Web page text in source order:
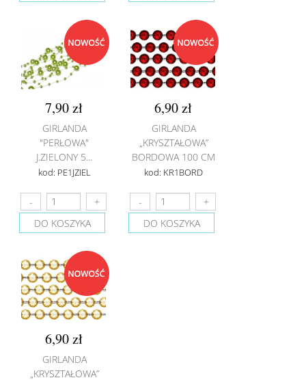
7,90 zł
GIRLANDA
"PERŁOWA"
J.ZIELONY 5...
kod: PE1JZIEL
DO KOSZYKA
6,90 zł
GIRLANDA
„KRYSZTAŁOWA”
BORDOWA 100 CM
kod: KR1BORD
DO KOSZYKA
6,90 zł
GIRLANDA
„KRYSZTAŁOWA”